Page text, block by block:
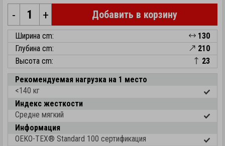
- + Добавить в корзину
Ширина cm:
130
Глубина cm:
210
Высота cm:
23
Рекомендуемая нагрузка на 1 место
<140 кг
Индекс жесткости
Средне мягкий
Информация
OEKO-TEX® Standard 100 cертификация